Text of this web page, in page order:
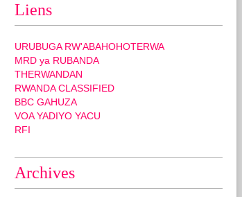
Liens
URUBUGA RW'ABAHOHOTERWA
MRD ya RUBANDA
THERWANDAN
RWANDA CLASSIFIED
BBC GAHUZA
VOA YADIYO YACU
RFI
Archives